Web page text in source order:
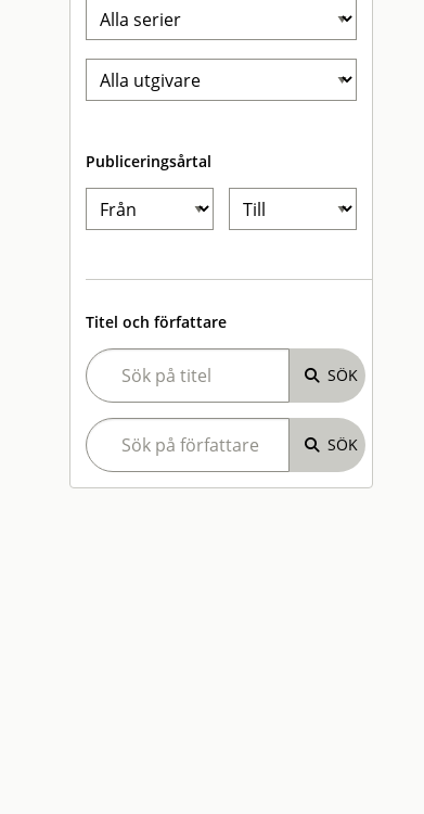
Publiceringsårtal
Titel och författare